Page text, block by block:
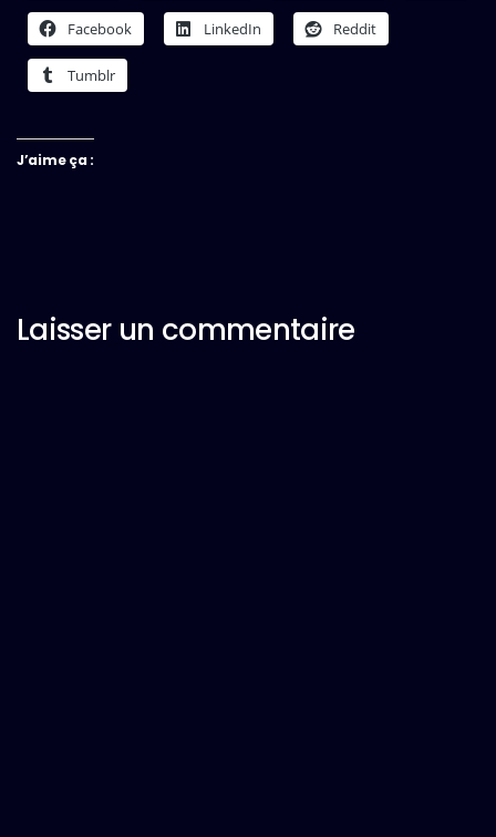
Facebook LinkedIn Reddit
Tumblr
J’aime ça :
Laisser un commentaire